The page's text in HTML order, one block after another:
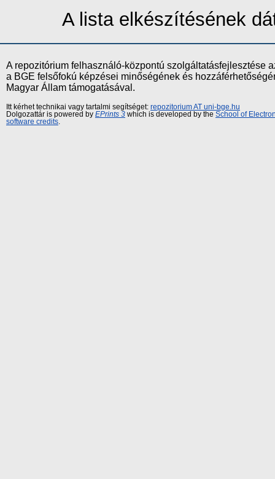
A lista elkészítésének
A repozitórium felhasználó-központú szolgáltatásfejlesztése
a BGE felsőfokú képzései minőségének és
Magyar Állam támogatásával.
Itt kérhet technikai vagy tartalmi segítséget: repozitorium AT uni-bge.hu
Dolgozattár is powered by EPrints 3 which is developed by the School of
software credits